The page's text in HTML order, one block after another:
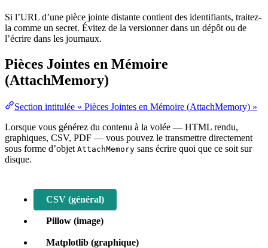
Si l’URL d’une pièce jointe distante contient des identifiants, traitez-
la comme un secret. Évitez de la versionner dans un dépôt ou de
l’écrire dans les journaux.
Pièces Jointes en Mémoire
(AttachMemory)
Section intitulée « Pièces Jointes en Mémoire (AttachMemory) »
Lorsque vous générez du contenu à la volée — HTML rendu,
graphiques, CSV, PDF — vous pouvez le transmettre directement
sous forme d’objet AttachMemory sans écrire quoi que ce soit sur
disque.
CSV (général)
Pillow (image)
Matplotlib (graphique)